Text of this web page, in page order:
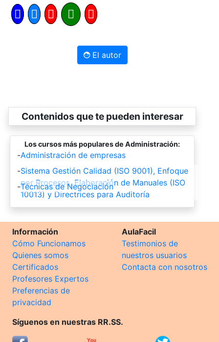
El autor
Contenidos que te pueden interesar
Los cursos más populares de Administración:
-Administración de empresas
-Sistema Gestión Calidad (ISO 9001), Enfoque
por Procesos, Elaboración de Manuales (ISO
10013) y Directrices para Auditoría
-Técnicas de Negociación
Información
Cómo Funcionamos
Quienes somos
Certificados
Profesores Expertos
Preferencias de
privacidad
AulaFacil
Testimonios de
nuestros usuarios
Contacta con nosotros
Síguenos en nuestras RR.SS.